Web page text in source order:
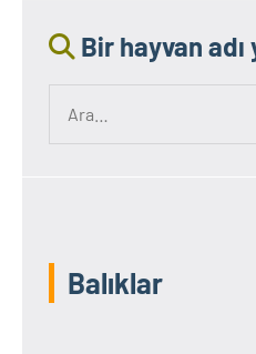
Bir hayvan adı
Balıklar